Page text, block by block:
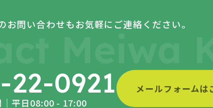
問い合わせもお気軽にご連絡ください。
22-0921
｜平日08:00 - 17:00
メールフォームは